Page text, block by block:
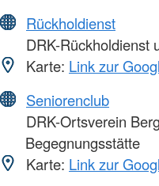
Rückholdienst
DRK-Rückholdienst
Karte: Link zur
Seniorenclub
DRK-Ortsverein
Begegnungsstätte
Karte: Link zur